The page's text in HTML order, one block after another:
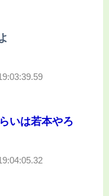
いは若本やろ